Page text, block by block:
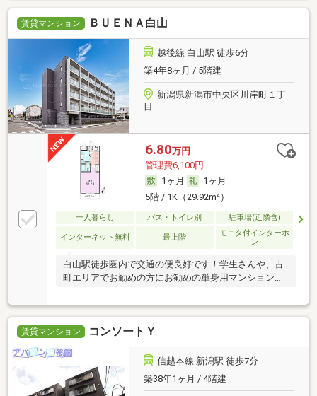
賃貸マンション ＢＵＥＮＡ白山
越後線 白山駅 徒歩6分
築4年8ヶ月 / 5階建
新潟県新潟市中央区川岸町１丁
目
6.80万円
管理費6,100円
1ヶ月
1ヶ月
5階 / 1K（29.92m2）
一人暮らし バス・トイレ別 駐車場(近隣含)
インターネット無料 最上階
モニタ付インターホ
ン
白山駅徒歩圏内で交通の便良好です！学生さんや、古
町エリアでお勤めの方にお勧めの単身用マンションで
賃貸マンション コンソートＹ
信越本線 新潟駅 徒歩7分
築38年1ヶ月 / 4階建